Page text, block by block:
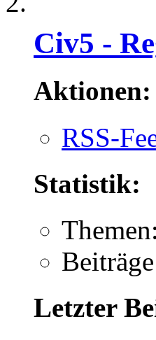
Civ5 -
Aktionen:
RSS-
Statistik:
Letzter